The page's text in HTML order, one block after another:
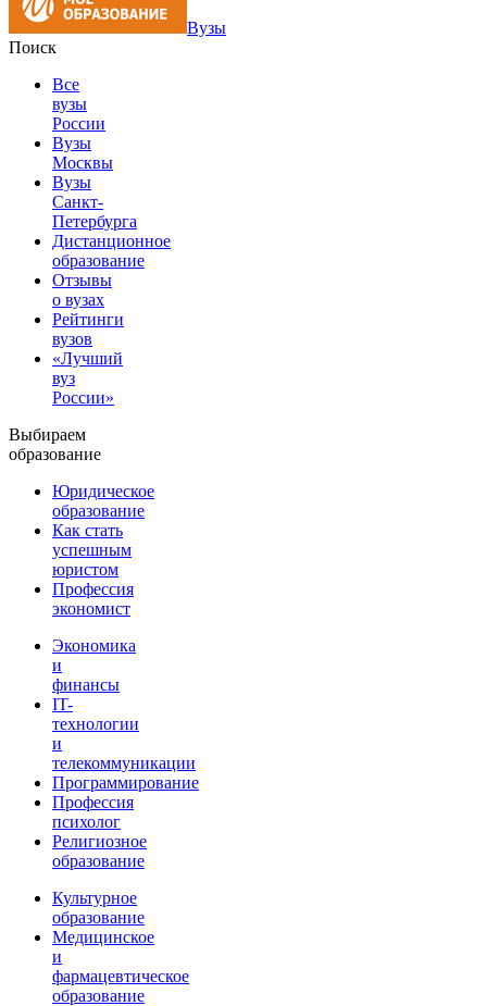
Вузы
Поиск
Все
вузы
России
Вузы
Москвы
Вузы
Санкт-
Петербурга
Дистанционное
образование
Отзывы
о вузах
Рейтинги
вузов
«Лучший
вуз
России»
Выбираем
образование
Юридическое
образование
Как стать
успешным
юристом
Профессия
экономист
Экономика
и
финансы
IT-
технологии
и
телекоммуникации
Программирование
Профессия
психолог
Религиозное
образование
Культурное
образование
Медицинское
и
фармацевтическое
образование